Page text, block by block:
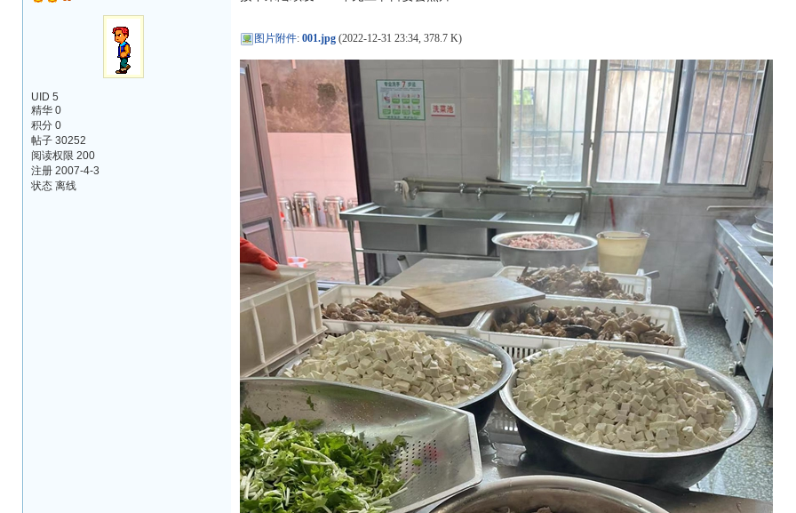
UID 5
精华 0
积分 0
帖子 30252
阅读权限 200
注册 2007-4-3
状态 离线
图片附件: 001.jpg(2022-12-31 23:34, 378.7 K)